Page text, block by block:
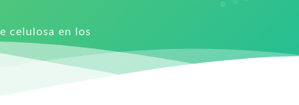
celulosa en los
FI